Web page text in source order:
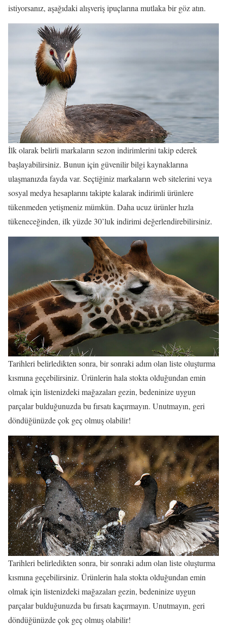
istiyorsanız, aşağıdaki alışveriş ipuçlarına mutlaka bir göz atın.
İlk olarak belirli markaların sezon indirimlerini takip ederek
başlayabilirsiniz. Bunun için güvenilir bilgi kaynaklarına
ulaşmanızda fayda var. Seçtiğiniz markaların web sitelerini veya
sosyal medya hesaplarını takipte kalarak indirimli ürünlere
tükenmeden yetişmeniz mümkün. Daha ucuz ürünler hızla
tükeneceğinden, ilk yüzde 30’luk indirimi değerlendirebilirsiniz.
Tarihleri belirledikten sonra, bir sonraki adım olan liste oluşturma
kısmına geçebilirsiniz. Ürünlerin hala stokta olduğundan emin
olmak için listenizdeki mağazaları gezin, bedeninize uygun
parçalar bulduğunuzda bu fırsatı kaçırmayın. Unutmayın, geri
döndüğünüzde çok geç olmuş olabilir!
Tarihleri belirledikten sonra, bir sonraki adım olan liste oluşturma
kısmına geçebilirsiniz. Ürünlerin hala stokta olduğundan emin
olmak için listenizdeki mağazaları gezin, bedeninize uygun
parçalar bulduğunuzda bu fırsatı kaçırmayın. Unutmayın, geri
döndüğünüzde çok geç olmuş olabilir!